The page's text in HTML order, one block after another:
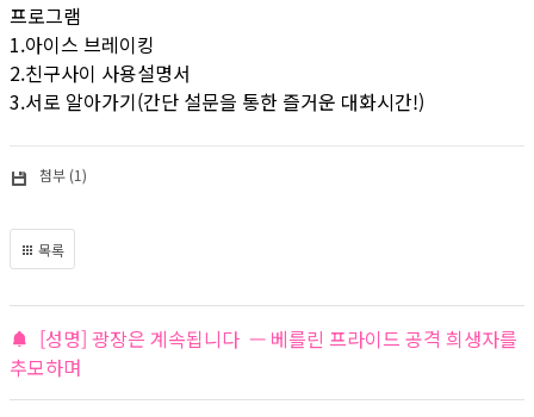
프로그램
1.아이스 브레이킹
2.친구사이 사용설명서
3.서로 알아가기(간단 설문을 통한 즐거운 대화시간!)
첨부 (1)
목록
[성명] 광장은 계속됩니다 — 베를린 프라이드 공격 희생자를
추모하며